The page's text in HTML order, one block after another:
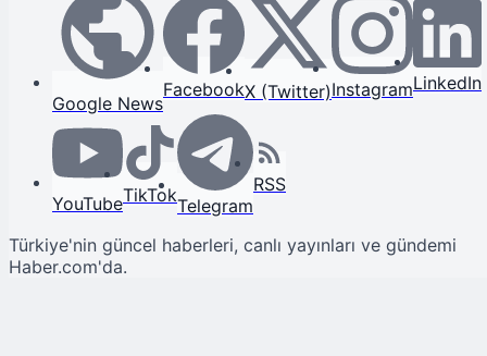
Google News
FacebookX (Twitter)InstagramLinkedIn
YouTubeTikTokTelegram
RSS
Türkiye'nin güncel haberleri, canlı yayınları ve gündemi
Haber.com'da.